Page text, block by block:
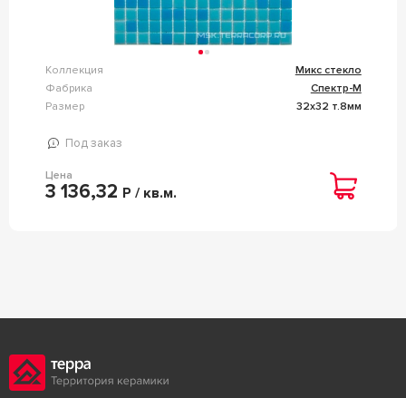
Коллекция
Микс стекло
Фабрика
Спектр-М
Размер
32x32 т.8мм
Под заказ
Цена
3 136,32 Р / кв.м.